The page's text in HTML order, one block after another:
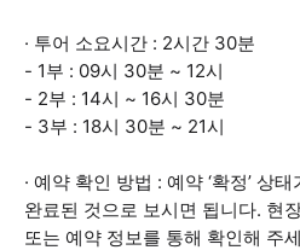
· 투어 소요시간 : 2시간 30분
- 1부 : 09시 30분 ~ 12시
- 2부 : 14시 ~ 16시 30분
- 3부 : 18시 30분 ~ 21시
· 예약 확인 방법 : 예약 ‘확정’ 상
완료된 것으로 보시면 됩니다. 현
또는 예약 정보를 통해 확인해 주